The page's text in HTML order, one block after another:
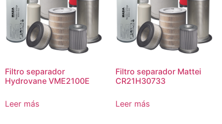
Filtro separador
Hydrovane VME2100E
Leer más
Filtro separador Mattei
CR21H30733
Leer más